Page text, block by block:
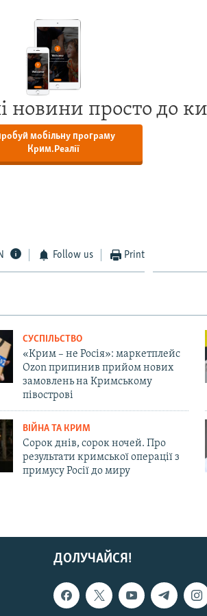
новини просто до
мобільну програму
Крим.Реалії
Follow us Print
СУСПІЛЬСТВО
«Крим – не Росія»: маркетплейс
Ozon припинив прийом нових
замовлень на Кримському
півострові
ВІЙНА ТА КРИМ
Сорок днів, сорок ночей. Про
результати кримської операції з
примусу Росії до миру
ДОЛУЧАЙСЯ!